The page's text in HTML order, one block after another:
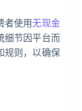
者使用无现金
细节因平台而
规则，以确保